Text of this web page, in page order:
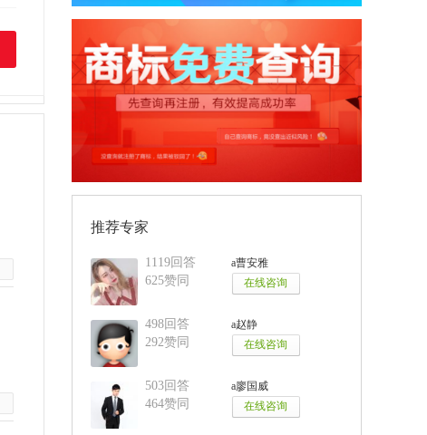
推荐专家
a曹安雅
1119回答
625赞同
a赵静
498回答
292赞同
a廖国威
503回答
464赞同